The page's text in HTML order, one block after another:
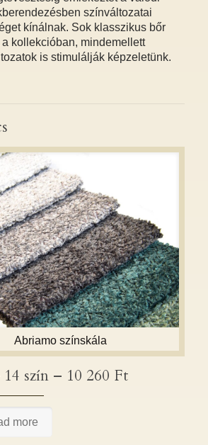
színváltozatai
kínálnak. Sok klasszikus bőr
kollekcióban, mindemellett
is stimulálják képzeletünk.
– 14 szín – 10 260 Ft
Abriamo színskála
szín – 10 260 Ft
more